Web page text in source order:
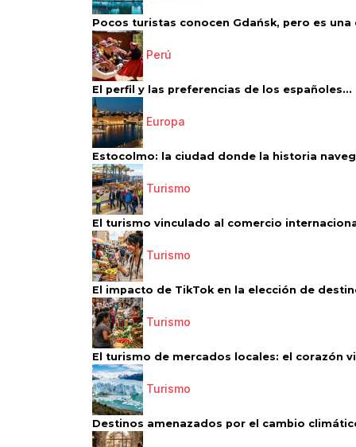
Pocos turistas conocen Gdańsk, pero es una
Perú
El perfil y las preferencias de los españoles...
Europa
Estocolmo: la ciudad donde la historia
Turismo
El turismo vinculado al comercio
Turismo
El impacto de TikTok en la elección de
Turismo
El turismo de mercados locales: el corazón
Turismo
Destinos amenazados por el cambio